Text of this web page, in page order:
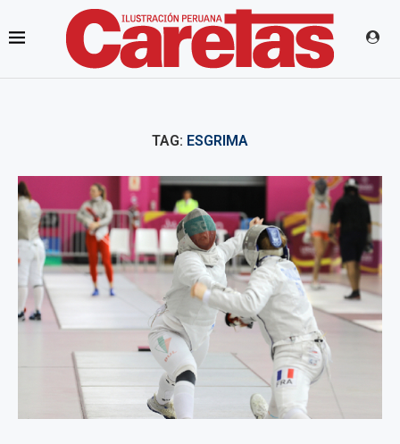
TAG: ESGRIMA